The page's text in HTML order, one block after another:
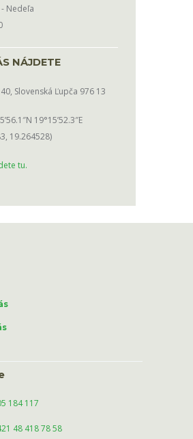
Nedeľa
NÁJDETE
Slovenská Ľupča 976 13
19°15’52.3″E
19.264528)
tu.
184 117
48 418 78 58